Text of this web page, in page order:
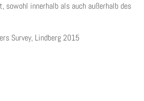
innerhalb als auch außerhalb des
Survey, Lindberg 2015